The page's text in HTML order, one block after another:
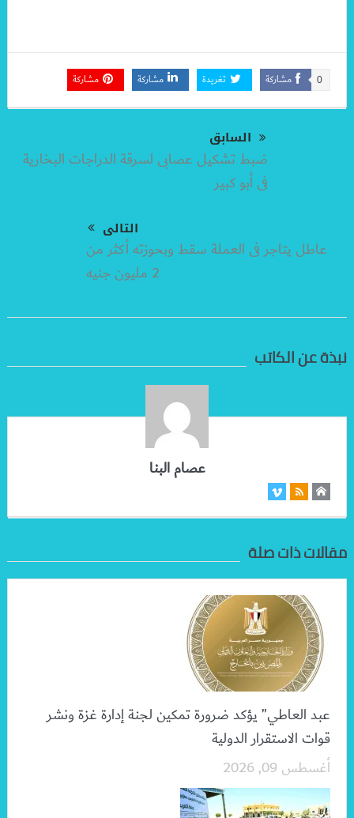
مشاركة 0 تغريدة مشاركة مشاركة
السابق
ضبط تشكيل عصابى لسرقة الدراجات البخارية
فى أبو كبير
التالى
عاطل يتاجر فى العملة سقط وبحوزته أكثر من
2 مليون جنيه
نبذة عن الكاتب
عصام البنا
مقالات ذات صلة
عبد العاطي” يؤكد ضرورة تمكين لجنة إدارة غزة ونشر
قوات الاستقرار الدولية
أغسطس 09, 2026